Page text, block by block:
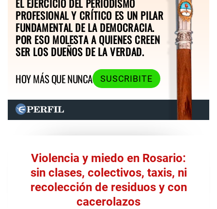
EL EJERCICIO DEL PERIODISMO
PROFESIONAL Y CRÍTICO ES UN PILAR
FUNDAMENTAL DE LA DEMOCRACIA.
POR ESO MOLESTA A QUIENES CREEN
SER LOS DUEÑOS DE LA VERDAD.
HOY MÁS QUE NUNCA
SUSCRIBITE
Violencia y miedo en Rosario:
sin clases, colectivos, taxis, ni
recolección de residuos y con
cacerolazos